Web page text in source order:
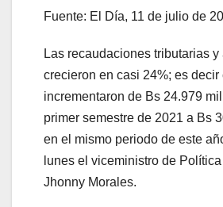
Fuente: El Día, 11 de julio de
Las recaudaciones tributarias
crecieron en casi 24%; es decir
incrementaron de Bs 24.979
primer semestre de 2021 a Bs
en el mismo periodo de este
lunes el viceministro de
Jhonny Morales.